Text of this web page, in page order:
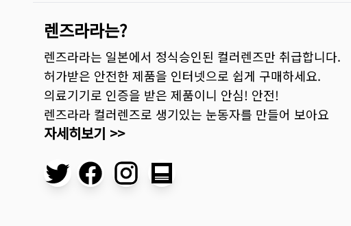
렌즈라라는?
렌즈라라는 일본에서 정식승인된 컬러렌즈만 취급합니다.
허가받은 안전한 제품을 인터넷으로 쉽게 구매하세요.
의료기기로 인증을 받은 제품이니 안심! 안전!
렌즈라라 컬러렌즈로 생기있는 눈동자를 만들어 보아요
자세히보기 >>